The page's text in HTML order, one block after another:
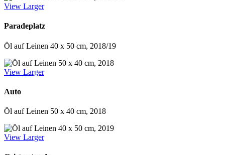
View Larger
Paradeplatz
Öl auf Leinen 40 x 50 cm, 2018/19
View Larger
Auto
Öl auf Leinen 50 x 40 cm, 2018
View Larger